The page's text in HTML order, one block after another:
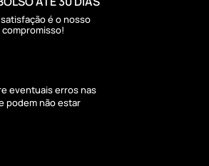
satisfação é o nosso
compromisso!
eventuais erros nas
podem não estar